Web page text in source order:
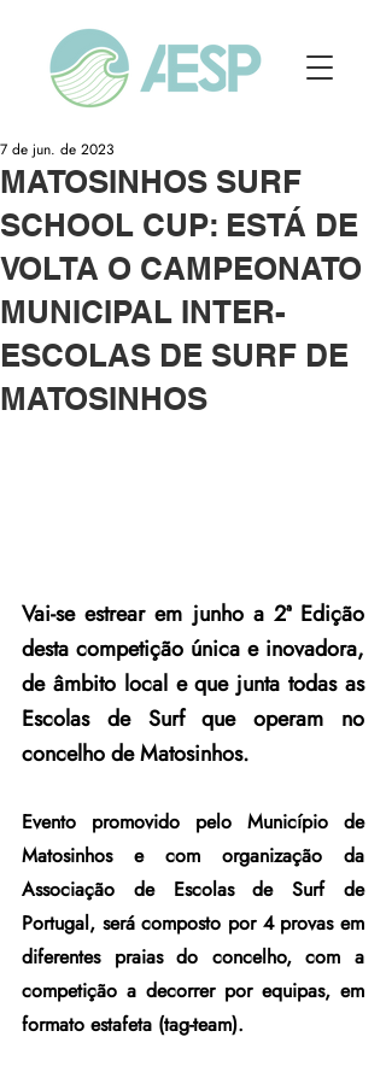
MATOSINHOS SURF
SCHOOL CUP: ESTÁ DE
VOLTA O CAMPEONATO
MUNICIPAL INTER-
ESCOLAS DE SURF DE
MATOSINHOS
7 de jun. de 2023
Vai-se estrear em junho a 2ª Edição
desta competição única e inovadora,
de âmbito local e que junta todas as
Escolas de Surf que operam no
concelho de Matosinhos.
Evento promovido pelo Município de
Matosinhos e com organização da
Associação de Escolas de Surf de
Portugal, será composto por 4 provas em
diferentes praias do concelho, com a
competição a decorrer por equipas, em
formato estafeta (tag-team).